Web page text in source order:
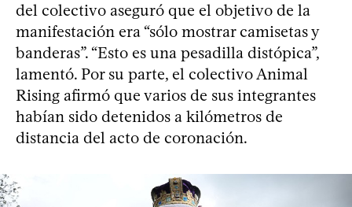
del colectivo aseguró que el objetivo de la
manifestación era “sólo mostrar camisetas y
banderas”. “Esto es una pesadilla distópica”,
lamentó. Por su parte, el colectivo Animal
Rising afirmó que varios de sus integrantes
habían sido detenidos a kilómetros de
distancia del acto de coronación.